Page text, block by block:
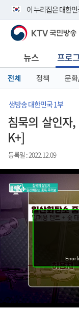
이 누리집은 대한
공식 누리집 주소 확
니다.
이밖에 or.kr 또는
서 도메인 주소를 확
KTV 국민방송
뉴스 프로
전체 정책 문
생방송 대한민국 1부
침묵의 살인자
K+]
등록일 : 2022.12.09